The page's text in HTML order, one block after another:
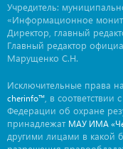
Учредитель:
«Информационное
Директор, главный
Главный редактор
Марущенко С.Н.
Исключительные права
cherinfo™, в соответствии
Федерации об охране
принадлежат МАУ ИМА
другими лицами в какой